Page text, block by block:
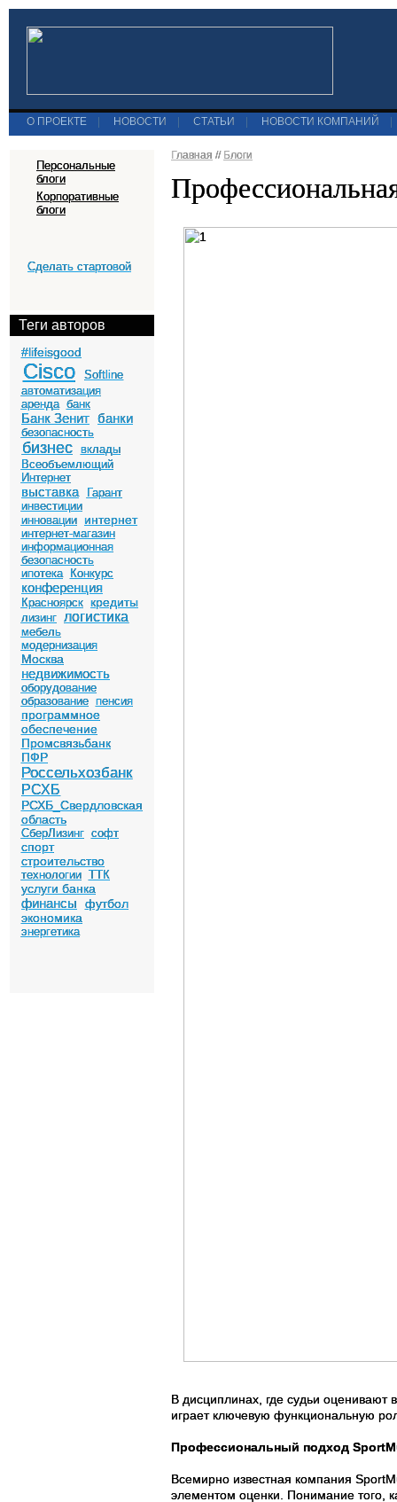
О ПРОЕКТЕ НОВОСТИ СТАТЬИ НОВОСТИ КОМПАНИЙ
Персональные
блоги
Корпоративные
блоги
Сделать стартовой
Теги авторов
#lifeisgood
Cisco
Softline
автоматизация
аренда банк
Банк Зенит банки
безопасность
бизнес
вклады
Всеобъемлющий
Интернет
выставка
Гарант
инвестиции
инновации
интернет
интернет-магазин
информационная
безопасность
ипотека
Конкурс
конференция
Красноярск кредиты
лизинг логистика
мебель
модернизация
Москва
недвижимость
оборудование
образование пенсия
программное
обеспечение
Промсвязьбанк
ПФР
Россельхозбанк
РСХБ
РСХБ_Свердловская
область
СберЛизинг софт
спорт
строительство
технологии ТТК
услуги банка
финансы
футбол
экономика
энергетика
Главная // Блоги
В дисциплинах, где судьи оценивают
играет ключевую функциональную
Профессиональный подход
Всемирно известная компания
элементом оценки. Понимание того,